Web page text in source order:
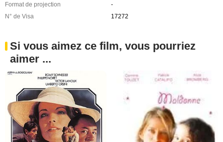
Format de projection
-
N° de Visa
17272
Si vous aimez ce film, vous pourriez
aimer ...